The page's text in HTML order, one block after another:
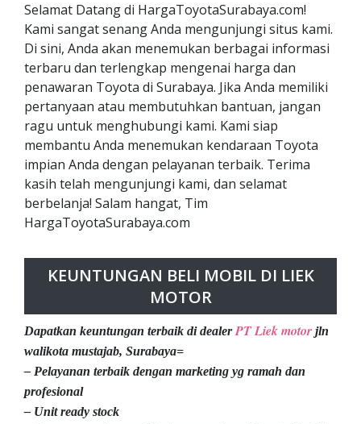
Selamat Datang di HargaToyotaSurabaya.com!
Kami sangat senang Anda mengunjungi situs kami.
Di sini, Anda akan menemukan berbagai informasi
terbaru dan terlengkap mengenai harga dan
penawaran Toyota di Surabaya. Jika Anda memiliki
pertanyaan atau membutuhkan bantuan, jangan
ragu untuk menghubungi kami. Kami siap
membantu Anda menemukan kendaraan Toyota
impian Anda dengan pelayanan terbaik. Terima
kasih telah mengunjungi kami, dan selamat
berbelanja! Salam hangat, Tim
HargaToyotaSurabaya.com
KEUNTUNGAN BELI MOBIL DI LIEK
MOTOR
Dapatkan keuntungan terbaik di dealerPT Liek motor jln
walikota mustajab, Surabaya=
– Pelayanan terbaik dengan marketing yg ramah dan
profesional
– Unit ready stock